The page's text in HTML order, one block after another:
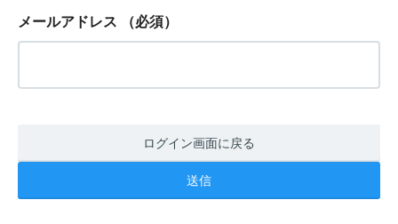
メールアドレス （必須）
ログイン画面に戻る